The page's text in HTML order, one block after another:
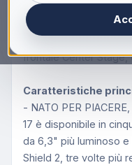
iPhone 17. Sempre
Display ProMotion da
frontale Center Stage,
Caratteristiche
- NATO PER
17 è disponibile in
da 6,3" più luminoso
Shield 2, tre volte più